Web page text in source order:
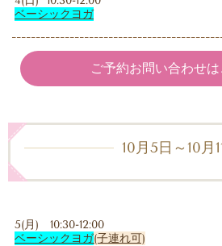
ベーシックヨガ
ご予約お問い合わせ
10月5日～10月
5(月) 10:30-12:00
ベーシックヨガ(子連れ可)